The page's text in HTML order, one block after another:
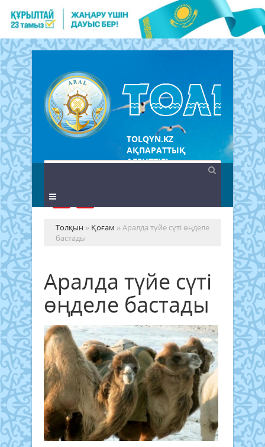
TOLQYN.KZ
АҚПАРАТТЫҚ
АГЕНТТІГІ
Толқын » Қоғам » Аралда түйе сүті өңделе
бастады
Аралда түйе сүті
өңделе бастады